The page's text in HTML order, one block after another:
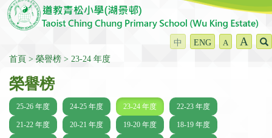
中 ENG A A
首頁 榮譽榜 23-24 年度
榮譽榜
25-26 年度 24-25 年度 23-24 年度 22-23 年度
21-22 年度 20-21 年度 19-20 年度 18-19 年度